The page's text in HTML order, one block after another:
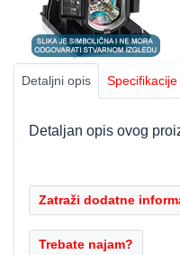
Detaljni opis Specifikacije
Detaljan opis ovog